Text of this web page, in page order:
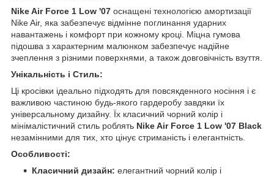
Nike Air Force 1 Low '07 оснащені технологією амортизації
Nike Air, яка забезпечує відмінне поглинання ударних
навантажень і комфорт при кожному кроці. Міцна гумова
підошва з характерним малюнком забезпечує надійне
зчеплення з різними поверхнями, а також довговічність взуття.
Унікальність і Стиль:
Ці кросівки ідеально підходять для повсякденного носіння і є
важливою частиною будь-якого гардеробу завдяки їх
універсальному дизайну. Їх класичний чорний колір і
мінімалістичний стиль роблять Nike Air Force 1 Low '07 Black
незамінними для тих, хто цінує стриманість і елегантність.
Особливості:
Класичний дизайн: елегантний чорний колір і